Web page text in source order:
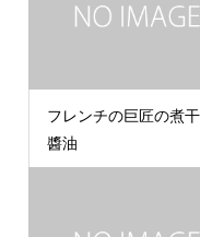
フレンチの巨匠の煮
醬油